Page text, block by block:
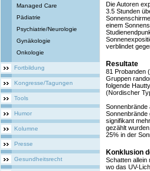
Managed Care
Pädiatrie
Psychiatrie/Neurologie
Gynäkologie
Onkologie
Fortbildung
Kongresse/Tagungen
Tools
Humor
Kolumne
Presse
Gesundheitsrecht
Die Autoren
3.5 Stunden
einem
verblindet
Resultate
81 Probanden
Gruppen
folgende
(Nordischer
Sonnenbrände
Sonnenbrände
signifikant
gezählt
25% in der
Konklusion
Schatten allein
wo das UV-